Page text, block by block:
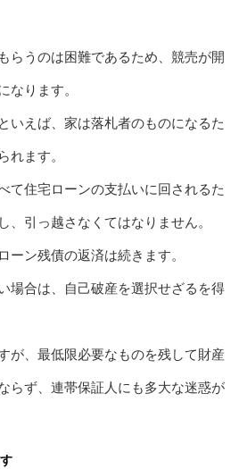
らうのは困難であるため、競売が開
なります。
いえば、家は落札者のものになるた
れます。
て住宅ローンの支払いに回されるた
、引っ越さなくてはなりません。
ーン残債の返済は続きます。
場合は、自己破産を選択せざるを得
が、最低限必要なものを残して財産
らず、連帯保証人にも多大な迷惑が